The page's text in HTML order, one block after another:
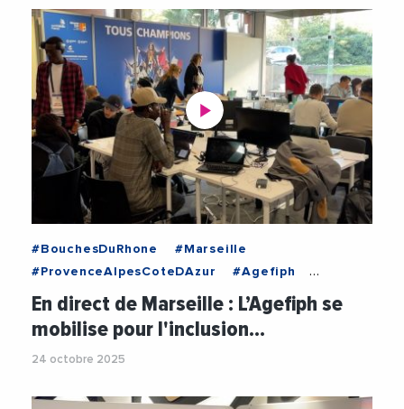
#BouchesDuRhone
#Marseille
#ProvenceAlpesCoteDAzur
#Agefiph
#AgefiphPACACorse
#AlexisTurpin
#Emploi
#Inclusion
#Inclusivite
#Videos
En direct de Marseille : L’Agefiph se
mobilise pour l'inclusion…
24 octobre 2025